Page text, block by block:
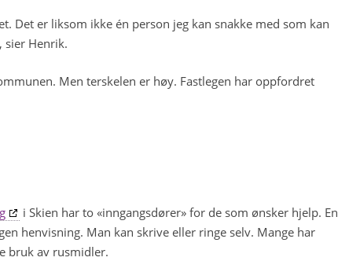
Det er liksom ikke én person jeg kan snakke med som kan
sier Henrik.
Men terskelen er høy. Fastlegen har oppfordret
i Skien har to «inngangsdører» for de som ønsker hjelp. En
henvisning. Man kan skrive eller ringe selv. Mange har
bruk av rusmidler.